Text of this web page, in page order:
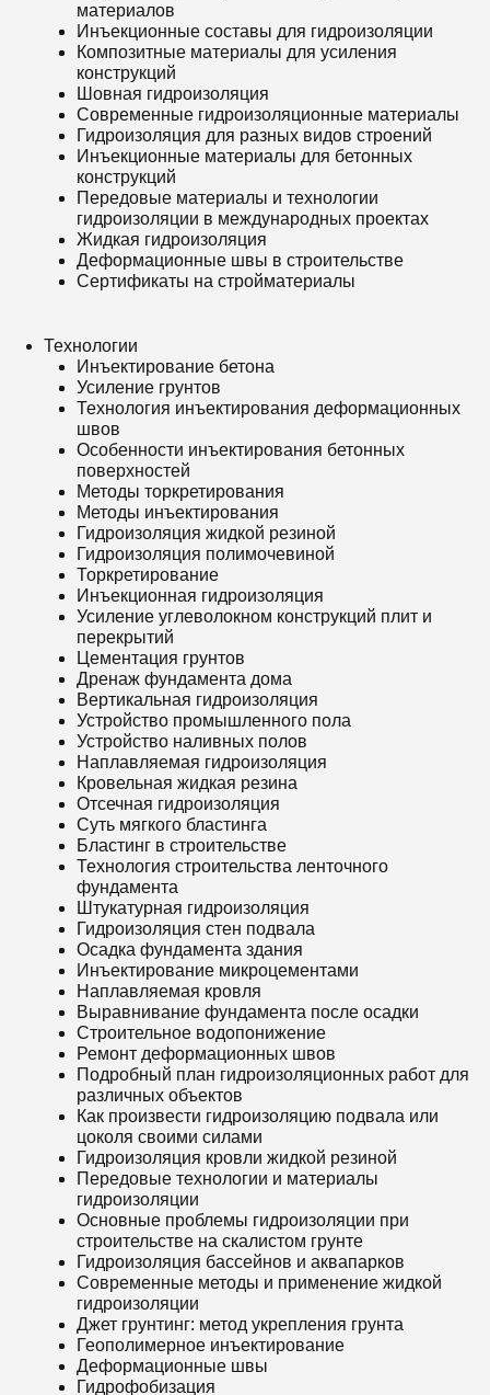
материалов
Инъекционные составы для гидроизоляции
Композитные материалы для усиления
конструкций
Шовная гидроизоляция
Современные гидроизоляционные материалы
Гидроизоляция для разных видов строений
Инъекционные материалы для бетонных
конструкций
Передовые материалы и технологии
гидроизоляции в международных проектах
Жидкая гидроизоляция
Деформационные швы в строительстве
Сертификаты на стройматериалы
Технологии
Инъектирование бетона
Усиление грунтов
Технология инъектирования деформационных
швов
Особенности инъектирования бетонных
поверхностей
Методы торкретирования
Методы инъектирования
Гидроизоляция жидкой резиной
Гидроизоляция полимочевиной
Торкретирование
Инъекционная гидроизоляция
Усиление углеволокном конструкций плит и
перекрытий
Цементация грунтов
Дренаж фундамента дома
Вертикальная гидроизоляция
Устройство промышленного пола
Устройство наливных полов
Наплавляемая гидроизоляция
Кровельная жидкая резина
Отсечная гидроизоляция
Суть мягкого бластинга
Бластинг в строительстве
Технология строительства ленточного
фундамента
Штукатурная гидроизоляция
Гидроизоляция стен подвала
Осадка фундамента здания
Инъектирование микроцементами
Наплавляемая кровля
Выравнивание фундамента после осадки
Строительное водопонижение
Ремонт деформационных швов
Подробный план гидроизоляционных работ для
различных объектов
Как произвести гидроизоляцию подвала или
цоколя своими силами
Гидроизоляция кровли жидкой резиной
Передовые технологии и материалы
гидроизоляции
Основные проблемы гидроизоляции при
строительстве на скалистом грунте
Гидроизоляция бассейнов и аквапарков
Современные методы и применение жидкой
гидроизоляции
Джет грунтинг: метод укрепления грунта
Геополимерное инъектирование
Деформационные швы
Гидрофобизация